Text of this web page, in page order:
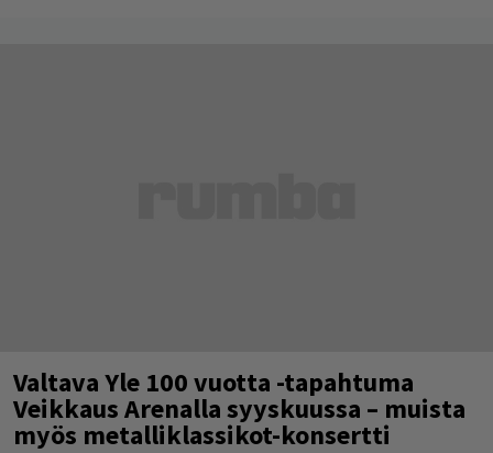
Valtava Yle 100 vuotta -tapahtuma
Veikkaus Arenalla syyskuussa – muista
myös metalliklassikot-konsertti